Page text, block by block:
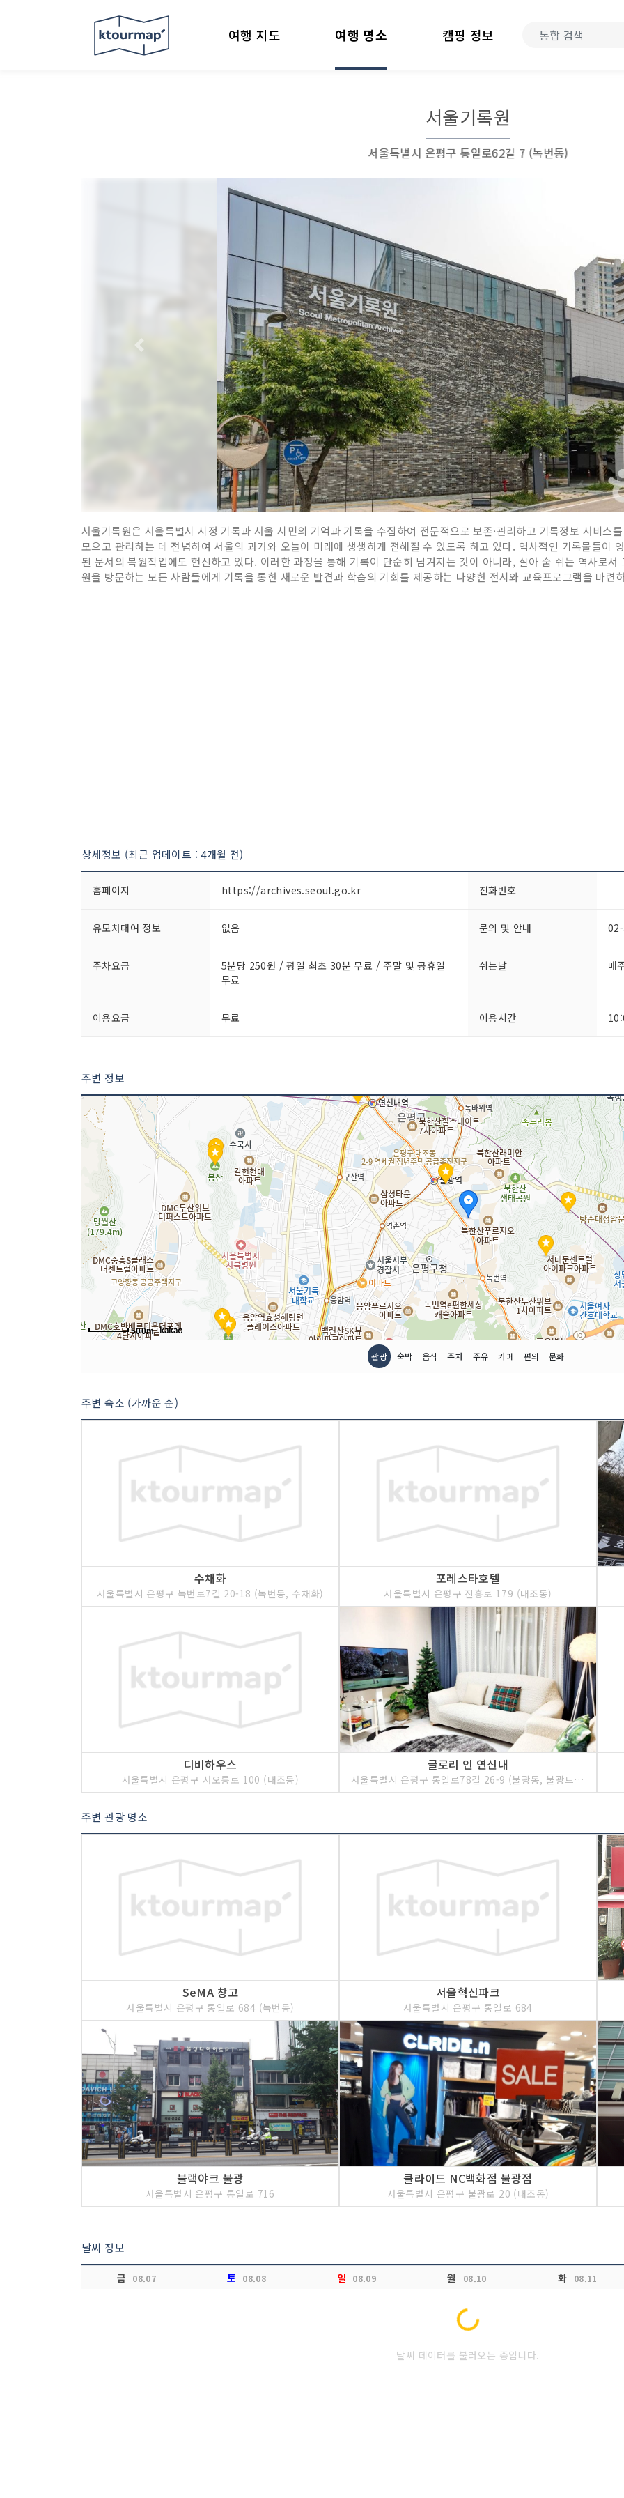
여행 지도 여행 명소 캠핑 정보
서울기록원
서울특별시 은평구 통일로62길 7 (녹번동)
서울기록원은 서울특별시 시정 기록과 서울 시민의 기억과 기록을 수집하여 전문적으로 보존·관리하고 기록정보 서비스
모으고 관리하는 데 전념하여 서울의 과거와 오늘이 미래에 생생하게 전해질 수 있도록 하고 있다. 역사적인 기록물들이
된 문서의 복원작업에도 헌신하고 있다. 이러한 과정을 통해 기록이 단순히 남겨지는 것이 아니라, 살아 숨 쉬는 역사로
원을 방문하는 모든 사람들에게 기록을 통한 새로운 발견과 학습의 기회를 제공하는 다양한 전시와 교육프로그램을 마련
상세정보 (최근 업데이트 : 4개월 전)
홈페이지 https://archives.seoul.go.kr 전화번호
유모차대여 정보 없음 문의 및 안내
주차요금
5분당 250원 / 평일 최초 30분 무료 / 주말 및 공휴일
무료
쉬는날 매
이용요금 무료 이용시간
주변 정보
500m
관광 숙박 음식 주차 주유 카페 편의 문화
주변 숙소 (가까운 순)
수채화
서울특별시 은평구 녹번로7길 20-18 (녹번동, 수채화)
포레스타호텔
서울특별시 은평구 진흥로 179 (대조동)
디비하우스
서울특별시 은평구 서오릉로 100 (대조동)
글로리 인 연신내
서울특별시 은평구 통일로78길 26-9 (불광동, 불광트레비앙)
주변 관광 명소
SeMA 창고
서울특별시 은평구 통일로 684 (녹번동)
서울혁신파크
서울특별시 은평구 통일로 684
블랙야크 불광
서울특별시 은평구 통일로 716
클라이드 NC백화점 불광점
서울특별시 은평구 불광로 20 (대조동)
날씨 정보
금 08.07 토 08.08 일 08.09 월 08.10 화 08.11
Loading...
날씨 데이터를 불러오는 중입니다.